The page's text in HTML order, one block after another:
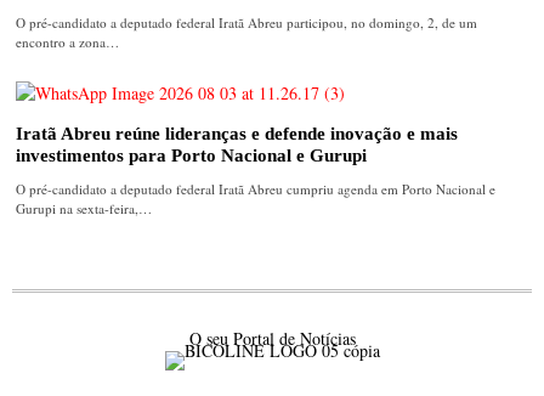
O pré-candidato a deputado federal Iratã Abreu participou, no domingo, 2, de um
encontro a zona…
Iratã Abreu reúne lideranças e defende inovação e mais
investimentos para Porto Nacional e Gurupi
O pré-candidato a deputado federal Iratã Abreu cumpriu agenda em Porto Nacional e
Gurupi na sexta-feira,…
O seu Portal de Notícias